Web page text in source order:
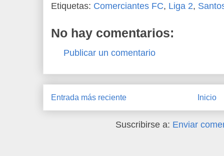
Etiquetas: Comerciantes FC, Liga 2,
No hay comentarios:
Publicar un comentario
Entrada más reciente Inicio
Suscribirse a: Enviar